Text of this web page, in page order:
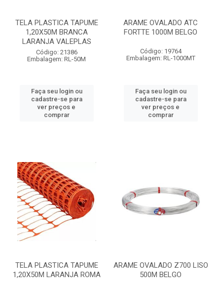
TELA PLASTICA TAPUME
1,20X50M BRANCA
LARANJA VALEPLAS
Código: 21386
Embalagem: RL-50M
Faça seu login ou
cadastre-se para
ver preços e
comprar
ARAME OVALADO ATC
FORTTE 1000M BELGO
Código: 19764
Embalagem: RL-1000MT
Faça seu login ou
cadastre-se para
ver preços e
comprar
TELA PLASTICA TAPUME
1,20X50M LARANJA ROMA
ARAME OVALADO Z700 LISO
500M BELGO